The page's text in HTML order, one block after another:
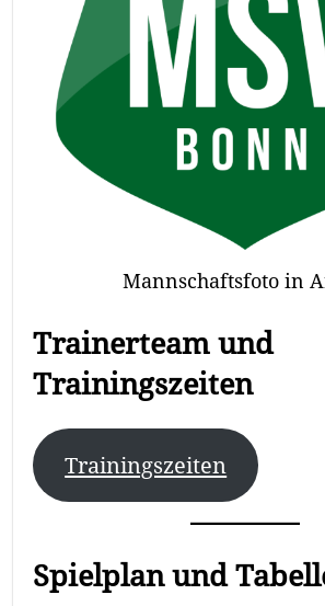
Mannschaftsfoto in
Trainerteam und
Trainingszeiten
Trainingszeiten
Spielplan und